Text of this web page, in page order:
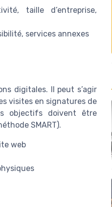
taille d’entreprise,
services annexes
digitales. Il peut s’agir
visites en signatures de
objectifs doivent être
SMART).
web